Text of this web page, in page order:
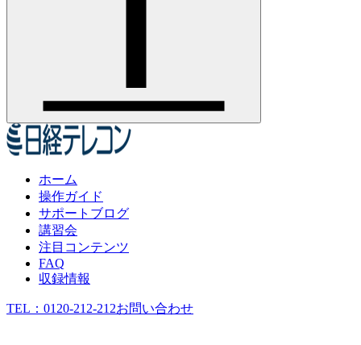
ホーム
操作ガイド
サポートブログ
講習会
注目コンテンツ
FAQ
収録情報
TEL： 0120-212-212お問い合わせ